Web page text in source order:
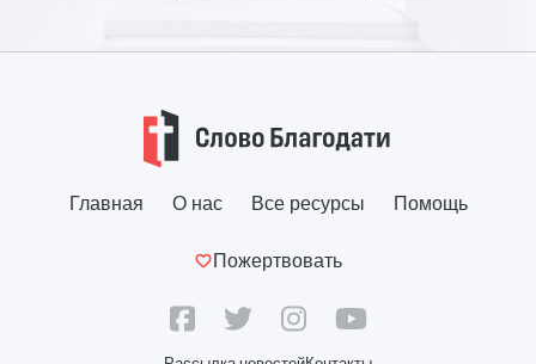
Главная О нас Все ресурсы Помощь
Пожертвовать